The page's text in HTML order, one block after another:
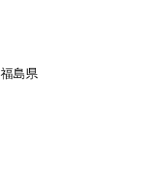
福島県